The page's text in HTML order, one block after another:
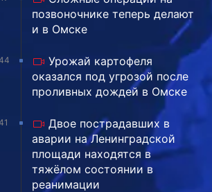
позвоночнике теперь делают
и в Омске
Урожай картофеля
оказался под угрозой после
проливных дождей в Омске
Двое пострадавших в
аварии на Ленинградской
площади находятся в
тяжёлом состоянии в
реанимации